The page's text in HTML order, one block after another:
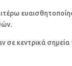
σε κεντρικά